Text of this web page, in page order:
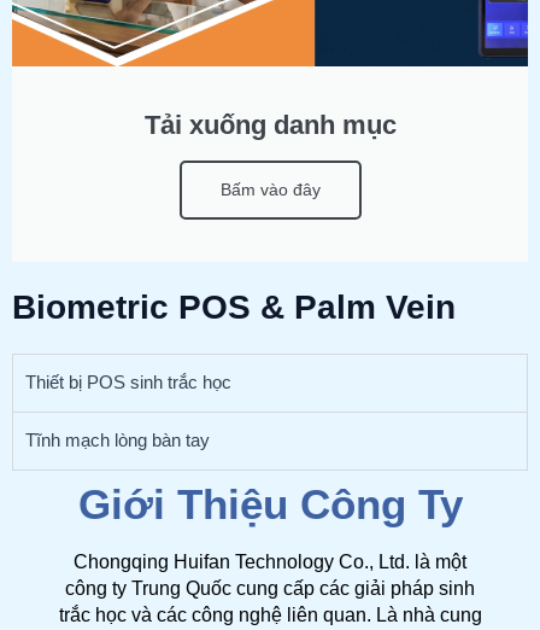
Tải xuống danh mục
Bấm vào đây
Biometric POS & Palm Vein
Thiết bị POS sinh trắc học
Tĩnh mạch lòng bàn tay
Giới Thiệu Công Ty
Chongqing Huifan Technology Co., Ltd. là một
công ty Trung Quốc cung cấp các giải pháp sinh
trắc học và các công nghệ liên quan. Là nhà cung